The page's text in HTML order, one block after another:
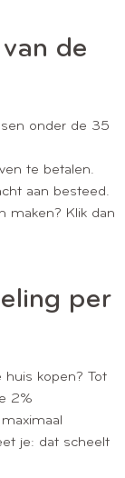
de
onder de 35
te betalen.
aan besteed.
maken? Klik dan
per
huis kopen? Tot
2%
je: dat scheelt